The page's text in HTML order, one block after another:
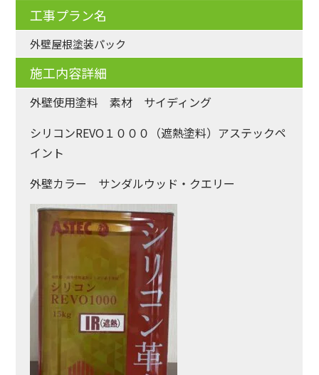
工事プラン名
外壁屋根塗装パック
施工内容詳細
外壁使用塗料 素材 サイディング
シリコンREVO１０００（遮熱塗料）アステックペ
イント
外壁カラー サンダルウッド・クエリー